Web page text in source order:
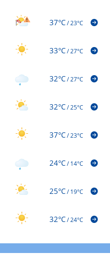
37°C/23°C
33°C/27°C
32°C/27°C
32°C/25°C
37°C/23°C
24°C/14°C
25°C/19°C
32°C/24°C